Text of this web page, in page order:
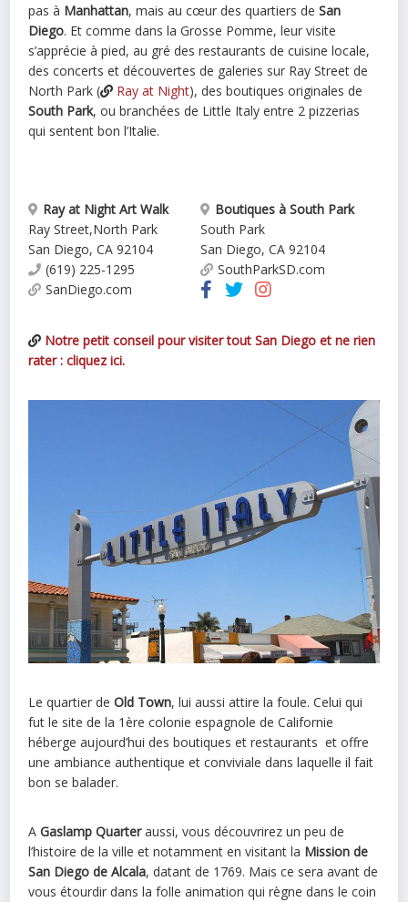
pas à Manhattan, mais au cœur des quartiers deSan
Diego. Et comme dans la Grosse Pomme, leur visite
s’apprécie à pied, au gré des restaurants de cuisine locale,
des concerts et découvertes de galeries sur Ray Street de
North Park (
Ray at Night), des boutiques originales de
South Park, ou branchées de Little Italy entre 2 pizzerias
qui sentent bon l’Italie.
Ray at Night Art Walk
Ray Street,North Park
San Diego, CA 92104
(619) 225-1295
SanDiego.com
Boutiques à South Park
South Park
San Diego, CA 92104
SouthParkSD.com
Notre petit conseil pour visiter tout San Diego et ne rien
rater : cliquez ici.
Le quartier deOld Town, lui aussi attire la foule. Celui qui
fut le site de la 1ère colonie espagnole de Californie
héberge aujourd’hui des boutiques et restaurants et offre
une ambiance authentique et conviviale dans laquelle il fait
bon se balader.
AGaslamp Quarteraussi, vous découvrirez un peu de
l’histoire de la ville et notamment en visitant la Mission de
San Diego de Alcala, datant de 1769. Mais ce sera avant de
vous étourdir dans la folle animation qui règne dans le coin